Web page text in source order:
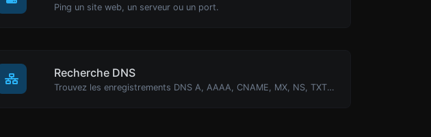
Ping un site web, un serveur ou un port.
Recherche DNS
Trouvez les enregistrements DNS A, AAAA, CNAME, MX, NS, TXT, SOA d'un hôte.